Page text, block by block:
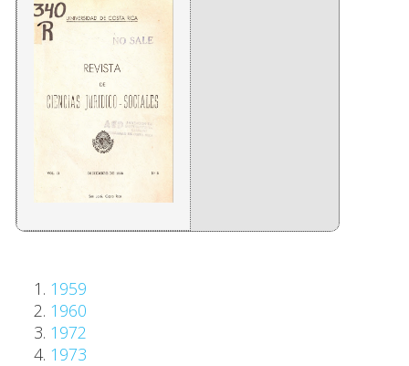
1959
1960
1972
1973